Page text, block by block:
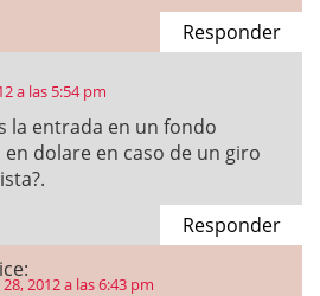
Responder
a las 5:54 pm
la entrada en un fondo
en dolare en caso de un giro
Responder
2012 a las 6:43 pm